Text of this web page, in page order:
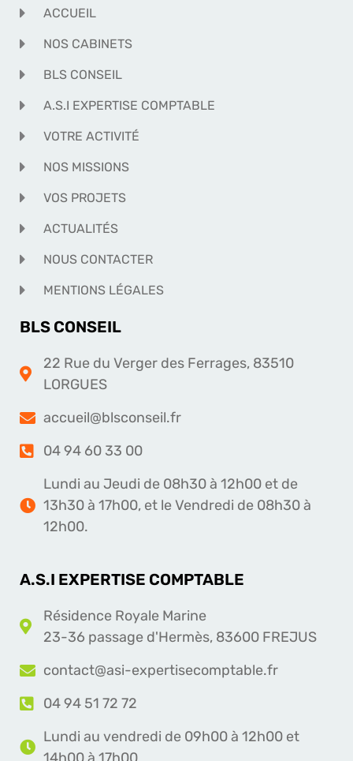
ACCUEIL
NOS CABINETS
BLS CONSEIL
A.S.I EXPERTISE COMPTABLE
VOTRE ACTIVITÉ
NOS MISSIONS
VOS PROJETS
ACTUALITÉS
NOUS CONTACTER
MENTIONS LÉGALES
BLS CONSEIL
22 Rue du Verger des Ferrages, 83510
LORGUES
accueil@blsconseil.fr
04 94 60 33 00
Lundi au Jeudi de 08h30 à 12h00 et de
13h30 à 17h00, et le Vendredi de 08h30 à
12h00.
A.S.I EXPERTISE COMPTABLE
Résidence Royale Marine
23-36 passage d'Hermès, 83600 FREJUS
contact@asi-expertisecomptable.fr
04 94 51 72 72
Lundi au vendredi de 09h00 à 12h00 et